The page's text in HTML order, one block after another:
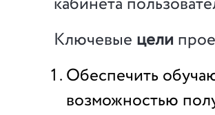
Ключевые цели
Обеспечить
возможностью